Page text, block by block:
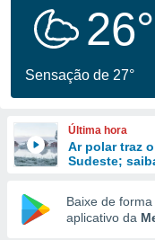
fornecidas
a este
das
e
forma
digital
26°
Sensação de 27°
Última hora
Ar polar traz
Sudeste;
Baixe de forma
aplicativo da